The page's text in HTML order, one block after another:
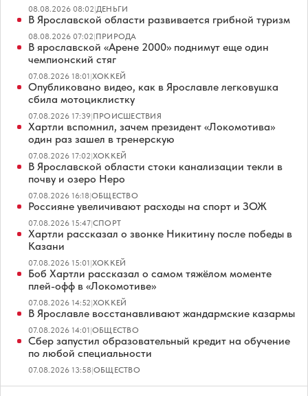
08.08.2026 08:02|ДЕНЬГИ
В Ярославской области развивается грибной туризм
08.08.2026 07:02|ПРИРОДА
В ярославской «Арене 2000» поднимут еще один
чемпионский стяг
07.08.2026 18:01|ХОККЕЙ
Опубликовано видео, как в Ярославле легковушка
сбила мотоциклистку
07.08.2026 17:39|ПРОИСШЕСТВИЯ
Хартли вспомнил, зачем президент «Локомотива»
один раз зашел в тренерскую
07.08.2026 17:02|ХОККЕЙ
В Ярославской области стоки канализации текли в
почву и озеро Неро
07.08.2026 16:18|ОБЩЕСТВО
Россияне увеличивают расходы на спорт и ЗОЖ
07.08.2026 15:47|СПОРТ
Хартли рассказал о звонке Никитину после победы в
Казани
07.08.2026 15:01|ХОККЕЙ
Боб Хартли рассказал о самом тяжёлом моменте
плей-офф в «Локомотиве»
07.08.2026 14:52|ХОККЕЙ
В Ярославле восстанавливают жандармские казармы
07.08.2026 14:01|ОБЩЕСТВО
Сбер запустил образовательный кредит на обучение
по любой специальности
07.08.2026 13:58|ОБЩЕСТВО